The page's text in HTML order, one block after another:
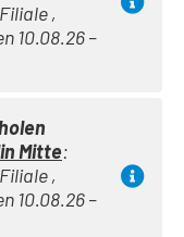
,
10.08.26 –
Mitte:
,
10.08.26 –